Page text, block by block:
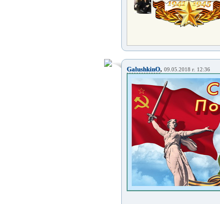
GalushkinO, 09.05.2018 г. 12:36